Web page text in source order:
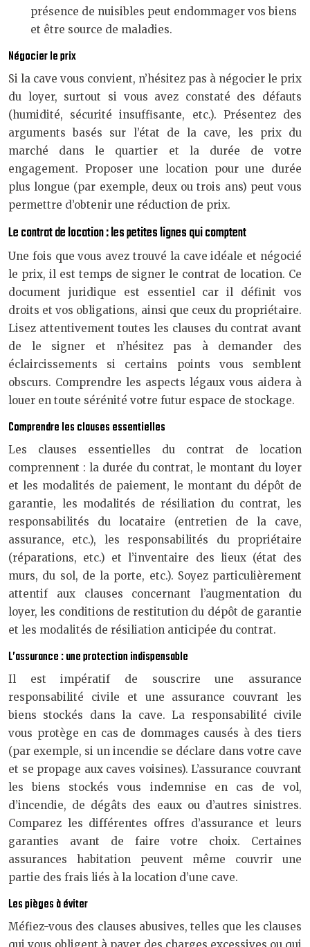
présence de nuisibles peut endommager vos biens
et être source de maladies.
Négocier le prix
Si la cave vous convient, n’hésitez pas à négocier le prix
du loyer, surtout si vous avez constaté des défauts
(humidité, sécurité insuffisante, etc.). Présentez des
arguments basés sur l’état de la cave, les prix du
marché dans le quartier et la durée de votre
engagement. Proposer une location pour une durée
plus longue (par exemple, deux ou trois ans) peut vous
permettre d’obtenir une réduction de prix.
Le contrat de location : les petites lignes qui comptent
Une fois que vous avez trouvé la cave idéale et négocié
le prix, il est temps de signer le contrat de location. Ce
document juridique est essentiel car il définit vos
droits et vos obligations, ainsi que ceux du propriétaire.
Lisez attentivement toutes les clauses du contrat avant
de le signer et n’hésitez pas à demander des
éclaircissements si certains points vous semblent
obscurs. Comprendre les aspects légaux vous aidera à
louer en toute sérénité votre futur espace de stockage.
Comprendre les clauses essentielles
Les clauses essentielles du contrat de location
comprennent : la durée du contrat, le montant du loyer
et les modalités de paiement, le montant du dépôt de
garantie, les modalités de résiliation du contrat, les
responsabilités du locataire (entretien de la cave,
assurance, etc.), les responsabilités du propriétaire
(réparations, etc.) et l’inventaire des lieux (état des
murs, du sol, de la porte, etc.). Soyez particulièrement
attentif aux clauses concernant l’augmentation du
loyer, les conditions de restitution du dépôt de garantie
et les modalités de résiliation anticipée du contrat.
L’assurance : une protection indispensable
Il est impératif de souscrire une assurance
responsabilité civile et une assurance couvrant les
biens stockés dans la cave. La responsabilité civile
vous protège en cas de dommages causés à des tiers
(par exemple, si un incendie se déclare dans votre cave
et se propage aux caves voisines). L’assurance couvrant
les biens stockés vous indemnise en cas de vol,
d’incendie, de dégâts des eaux ou d’autres sinistres.
Comparez les différentes offres d’assurance et leurs
garanties avant de faire votre choix. Certaines
assurances habitation peuvent même couvrir une
partie des frais liés à la location d’une cave.
Les pièges à éviter
Méfiez-vous des clauses abusives, telles que les clauses